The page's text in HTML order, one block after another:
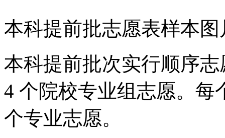
本科提前批志愿表样本图
本科提前批次实行顺序
4 个院校专业组志愿。每
个专业志愿。